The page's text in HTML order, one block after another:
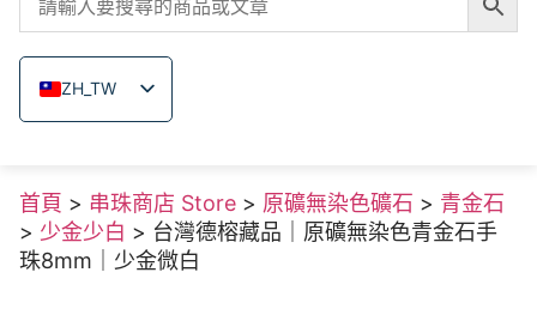
ZH_TW
EN
TH
VI
首頁 > 串珠商店 Store > 原礦無染色礦石 > 青金石
> 少金少白 > 台灣德榕藏品｜原礦無染色青金石手
珠8mm｜少金微白